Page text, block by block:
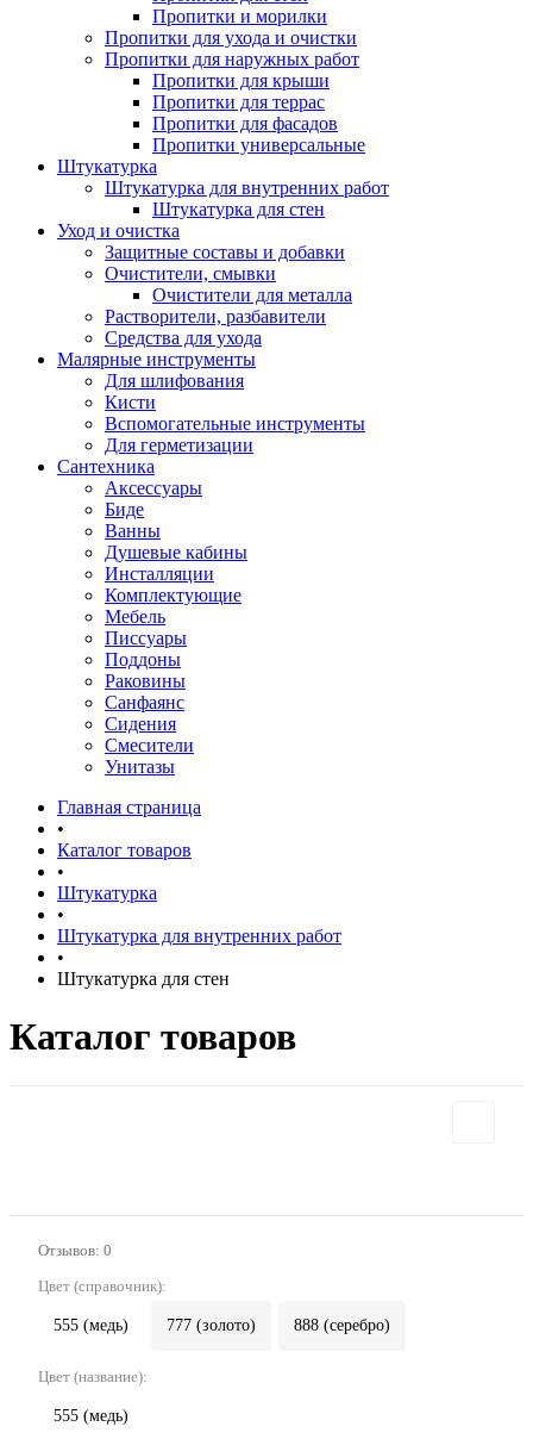
Пропитки и морилки
Пропитки для ухода и очистки
Пропитки для наружных работ
Пропитки для крыши
Пропитки для террас
Пропитки для фасадов
Пропитки универсальные
Штукатурка
Штукатурка для внутренних работ
Штукатурка для стен
Уход и очистка
Защитные составы и добавки
Очистители, смывки
Очистители для металла
Растворители, разбавители
Средства для ухода
Малярные инструменты
Для шлифования
Кисти
Вспомогательные инструменты
Для герметизации
Сантехника
Аксессуары
Биде
Ванны
Душевые кабины
Инсталляции
Комплектующие
Мебель
Писсуары
Поддоны
Раковины
Санфаянс
Сидения
Смесители
Унитазы
Главная страница
•
Каталог товаров
•
Штукатурка
•
Штукатурка для внутренних работ
•
Штукатурка для стен
Каталог товаров
Отзывов: 0
Цвет (справочник):
555 (медь) 777 (золото) 888 (серебро)
Цвет (название):
555 (медь)